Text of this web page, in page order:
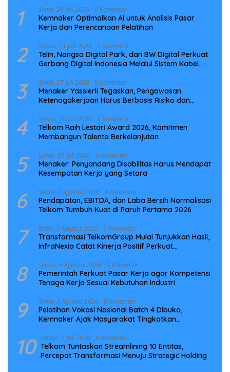
1 Senin, 20 Juli 2026 0 Komentar
Kemnaker Optimalkan AI untuk Analisis Pasar
Kerja dan Perencanaan Pelatihan
2 Selasa, 21 Juli 2026 0 Komentar
Telin, Nongsa Digital Park, dan BW Digital Perkuat
Gerbang Digital Indonesia Melalui Sistem Kabel
3 Senin, 27 Juli 2026 0 Komentar
Menaker Yassierli Tegaskan, Pengawasan
Ketenagakerjaan Harus Berbasis Risiko dan
4 Selasa, 28 Juli 2026 0 Komentar
Telkom Raih Lestari Award 2026, Komitmen
Membangun Talenta Berkelanjutan
5 Jumat, 31 Juli 2026 0 Komentar
Menaker: Penyandang Disabilitas Harus Mendapat
Kesempatan Kerja yang Setara
6 Sabtu, 1 Agustus 2026 0 Komentar
Pendapatan, EBITDA, dan Laba Bersih Normalisasi
Telkom Tumbuh Kuat di Paruh Pertama 2026
7 Rabu, 5 Agustus 2026 0 Komentar
Transformasi TelkomGroup Mulai Tunjukkan Hasil,
InfraNexia Catat Kinerja Positif Perkuat
8 Selasa, 4 Agustus 2026 0 Komentar
Pemerintah Perkuat Pasar Kerja agar Kompetensi
Tenaga Kerja Sesuai Kebutuhan Industri
9 Senin, 3 Agustus 2026 0 Komentar
Pelatihan Vokasi Nasional Batch 4 Dibuka,
Kemnaker Ajak Masyarakat Tingkatkan
10 Selasa, 7 Juli 2026 0 Komentar
Telkom Tuntaskan Streamlining 10 Entitas,
Percepat Transformasi Menuju Strategic Holding